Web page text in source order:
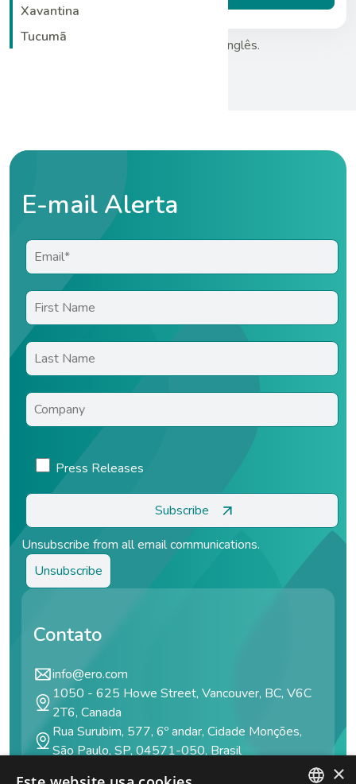
Xavantina
Tucumã
(*) Informações disponíveis apenas em inglês.
E-mail Alerta
Press Releases
Unsubscribe from all email communications.
Contato
info@ero.com
1050 - 625 Howe Street, Vancouver, BC, V6C
2T6, Canada
Rua Surubim, 577, 6º andar, Cidade Monções,
São Paulo, SP, 04571-050, Brasil
×